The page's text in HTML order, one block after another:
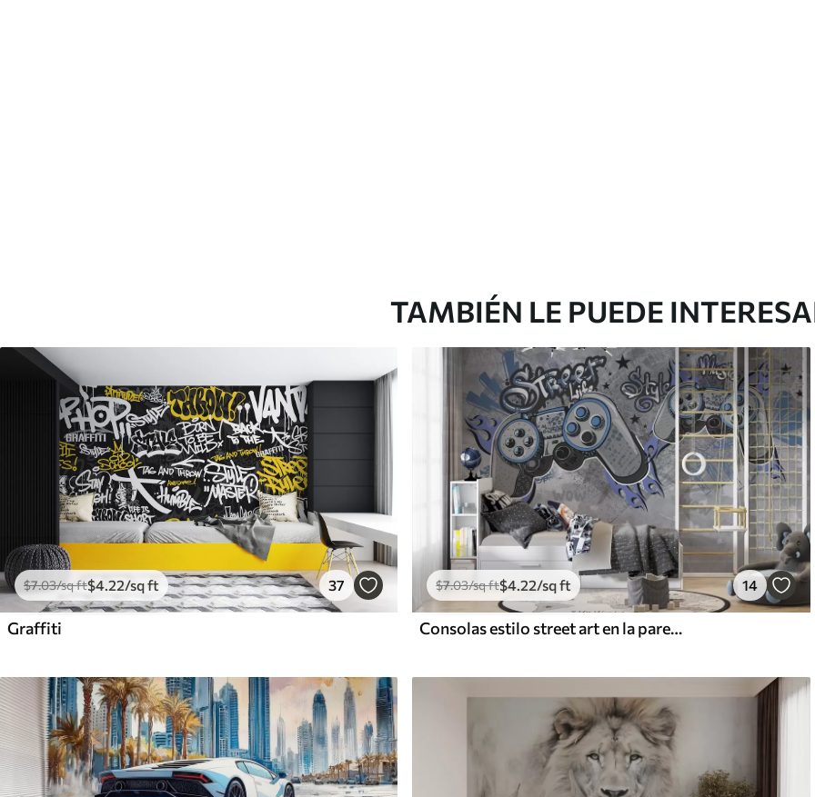
TAMBIÉN LE PUEDE
$7.03/sq ft$4 .22/sq ft 37
Graffiti
$7.03/sq ft$4 .22/sq ft 14
Consolas estilo street art en la pared grunge